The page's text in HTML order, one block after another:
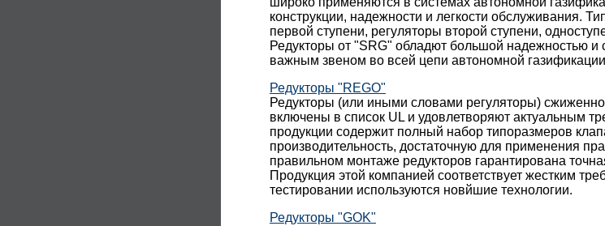
конструкции, надежности и легкости обслуживания.
первой ступени, регуляторы второй ступени,
Редукторы от "SRG" обладют большой надежностью и
важным звеном во всей цепи автономной
Редукторы "REGO"
Редукторы (или иными словами регуляторы)
включены в список UL и удовлетворяют актуальным
продукции содержит полный набор типоразмеров
производительность, достаточную для применения
правильном монтаже редукторов гарантирована
Продукция этой компанией соответствует жестким
тестировании используются новйшие технологии.
Редукторы "GOK"